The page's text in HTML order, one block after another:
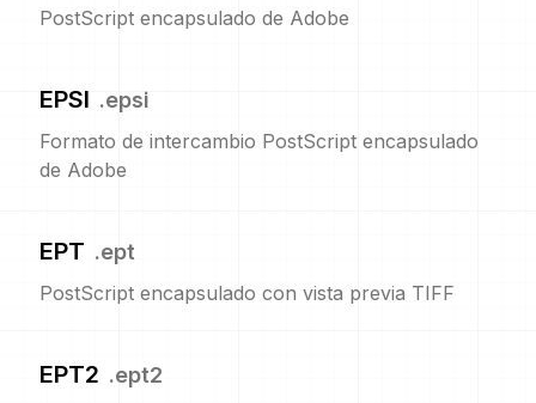
PostScript encapsulado de Adobe
EPSI .epsi
Formato de intercambio PostScript encapsulado
de Adobe
EPT .ept
PostScript encapsulado con vista previa TIFF
EPT2 .ept2